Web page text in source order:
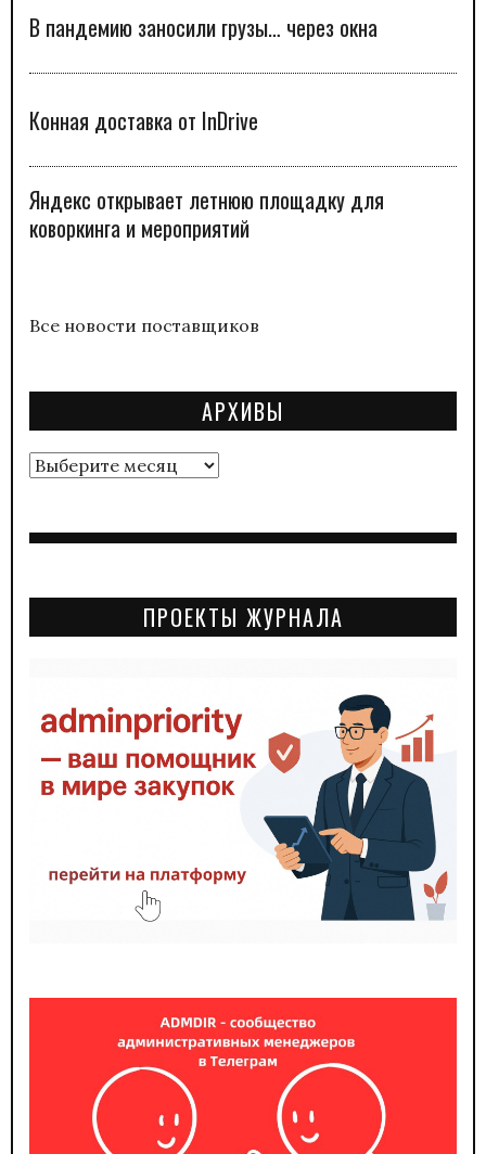
В пандемию заносили грузы… через окна
Конная доставка от InDrive
Яндекс открывает летнюю площадку для
коворкинга и мероприятий
Все новости поставщиков
АРХИВЫ
Архивы
ПРОЕКТЫ ЖУРНАЛА